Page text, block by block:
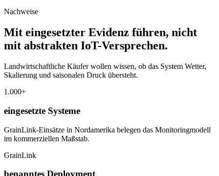
Nachweise
Mit eingesetzter Evidenz führen, nicht
mit abstrakten IoT-Versprechen.
Landwirtschaftliche Käufer wollen wissen, ob das System Wetter,
Skalierung und saisonalen Druck übersteht.
1.000+
eingesetzte Systeme
GrainLink-Einsätze in Nordamerika belegen das Monitoringmodell
im kommerziellen Maßstab.
GrainLink